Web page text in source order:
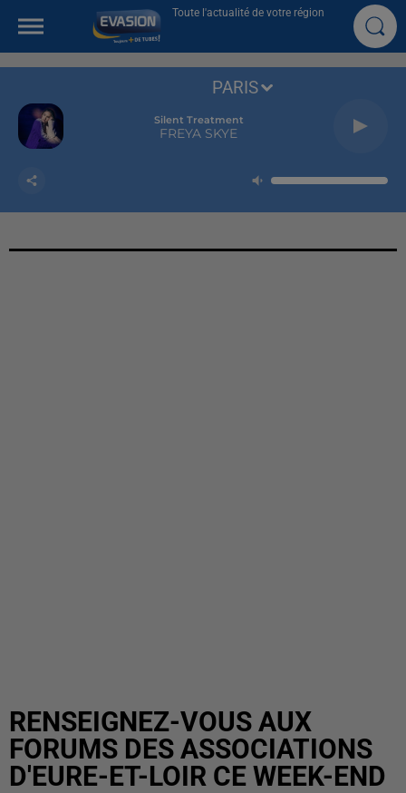
Toute l'actualité de votre région
Silent Treatment
FREYA SKYE
PARIS
RENSEIGNEZ-VOUS AUX
FORUMS DES ASSOCIATIONS
D'EURE-ET-LOIR CE WEEK-END